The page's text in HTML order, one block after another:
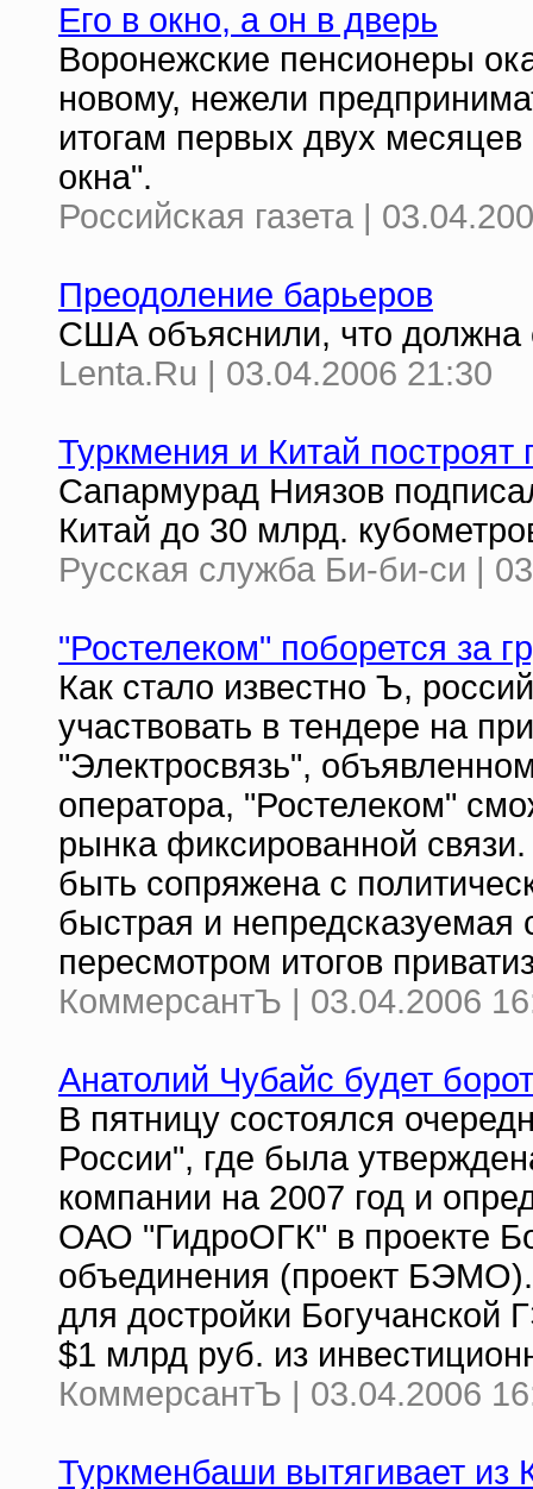
Его в окно, а он в дверь
Воронежские пенсионеры
новому, нежели
итогам первых двух
окна".
Российская газета |
Преодоление барьеров
США объяснили, что должна
Lenta.Ru | 03.04.2006 21:30
Туркмения и Китай построят
Сапармурад Ниязов
Китай до 30 млрд.
Русская служба Би-би-си |
"Ростелеком" поборется за
Как стало известно Ъ,
участвовать в тендере на
"Электросвязь",
оператора, "Ростелеком"
рынка фиксированной
быть сопряжена с
быстрая и непредсказуемая
пересмотром итогов
КоммерсантЪ | 03.04.2006
Анатолий Чубайс будет
В пятницу состоялся
России", где была
компании на 2007 год и
ОАО "ГидроОГК" в проекте
объединения (проект
для достройки Богучанской
$1 млрд руб. из
КоммерсантЪ | 03.04.2006
Туркменбаши вытягивает из